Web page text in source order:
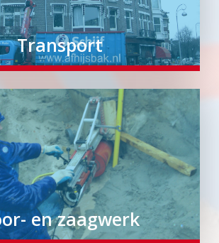
Transport
en zaagwerk